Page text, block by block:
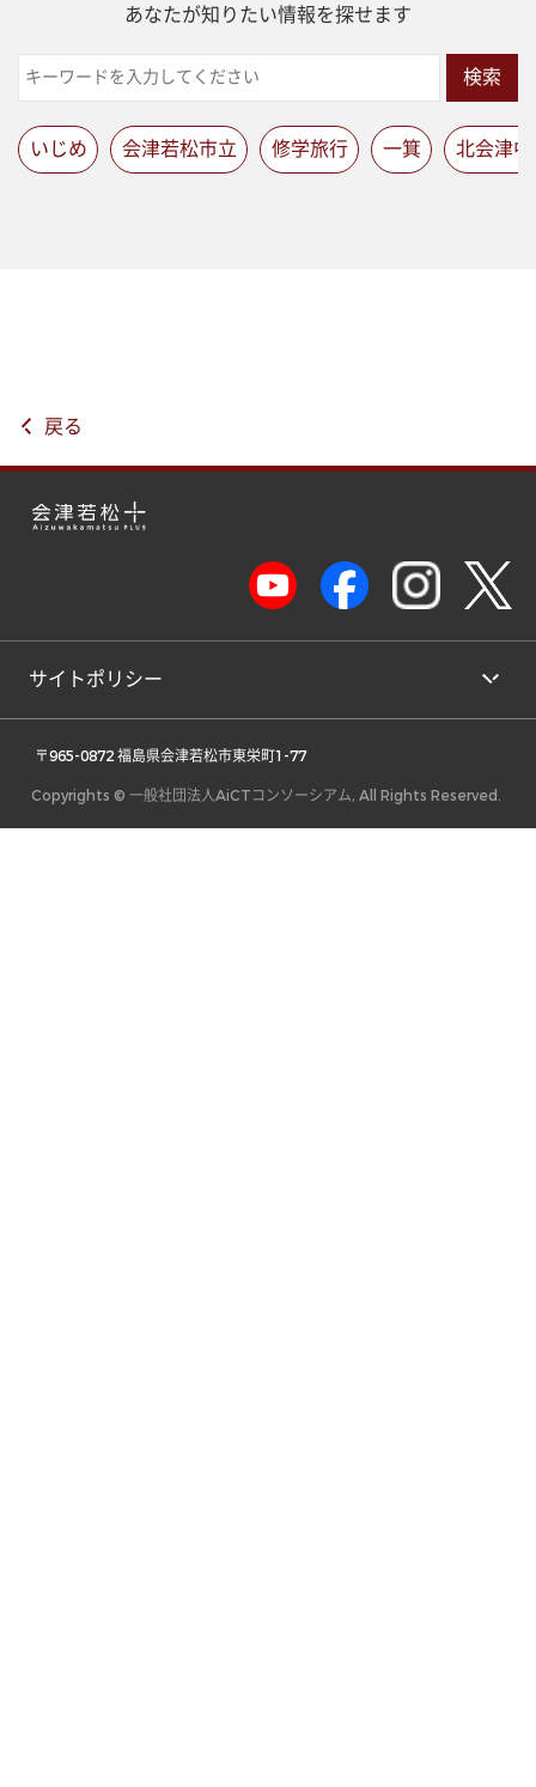
あなたが知りたい情報を探せます
検索
いじめ 会津若松市立 修学旅行 一箕 北会津中
戻る
サイトポリシー
〒965-0872 福島県会津若松市東栄町1-77
Copyrights © 一般社団法人AiCTコンソーシアム, All Rights Reserved.